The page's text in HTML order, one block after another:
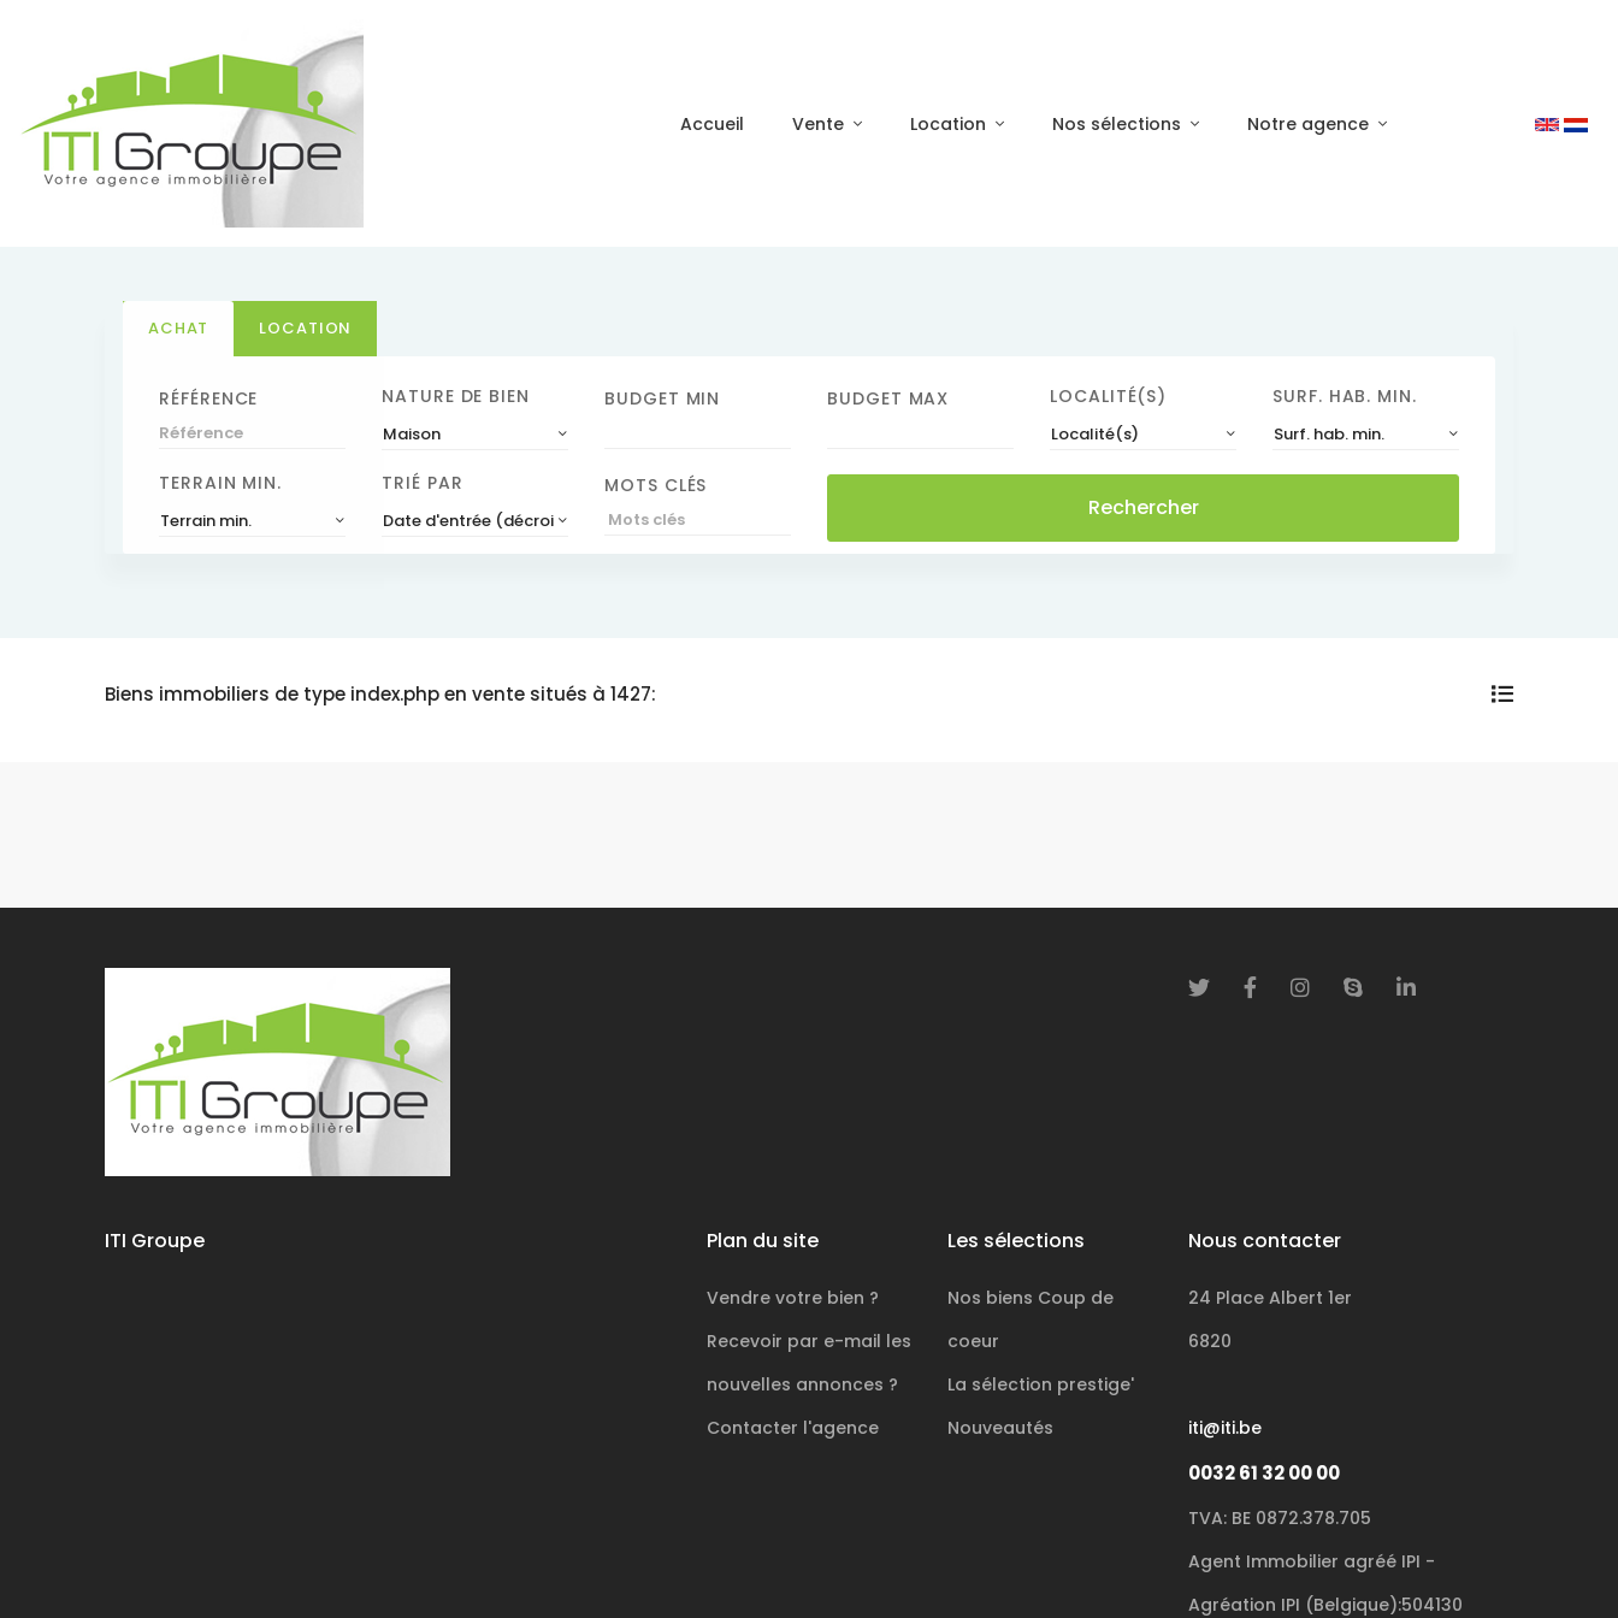
Accueil Vente Location Nos sélections Notre agence
ACHAT LOCATION
RÉFÉRENCE NATURE DE BIEN
Maison
BUDGET MIN BUDGET MAX LOCALITÉ(S)
Localité(s)
SURF. HAB. MIN.
Surf. hab. min.
TERRAIN MIN.
Terrain min.
TRIÉ PAR
Date d'entrée (décroissant)
MOTS CLÉS
Rechercher
Biens immobiliers de type index.php en vente situés à 1427:
ITI Groupe Plan du site
Vendre votre bien ?
Recevoir par e-mail les
nouvelles annonces ?
Contacter l'agence
Les sélections
Nos biens Coup de
coeur
La sélection prestige'
Nouveautés
Nous contacter
24 Place Albert 1er
6820
iti@iti.be
0032 61 32 00 00
TVA: BE 0872.378.705
Agent Immobilier agréé IPI -
Agréation IPI (Belgique):504130